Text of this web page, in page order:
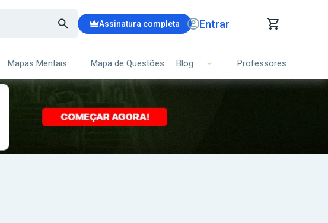
Assinatura completa Entrar
CARRINHO DE COMPRAS
ITENS (00)
Seu carrinho ainda está vazio.
Mapas Mentais Mapa de Questões Blog Professores